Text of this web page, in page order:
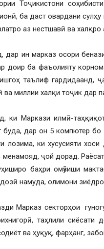
Тоҷикистони
ба даст овардани
аз нестшавӣ ва
дар ин марказ осори
доир ба фаъолияту
таълиф гардидаанд,
миллии халқи тоҷик дар
ки Маркази илмӣ-
буда, дар он 5 компютер
лозима, ки хусусияти
менамояд, ҷой дорад.
баҳри омӯзиши
намуда, олимони
Марказ секторҳои
таҳлили сиёсати
ва ҳуқуқ, фарҳанг,